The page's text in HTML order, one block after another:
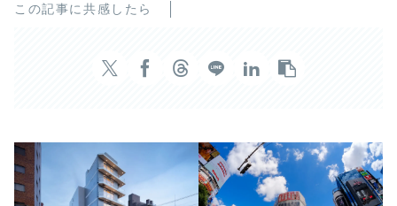
この記事に共感したら